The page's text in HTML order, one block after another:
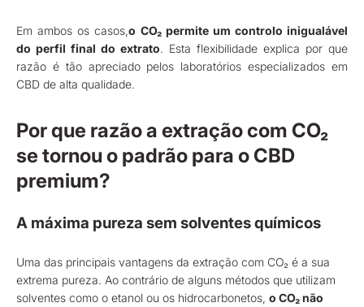
Em ambos os casos,o CO₂ permite um controlo inigualável
do perfil final do extrato. Esta flexibilidade explica por que
razão é tão apreciado pelos laboratórios especializados em
CBD de alta qualidade.
Por que razão a extração com CO₂
se tornou o padrão para o CBD
premium?
A máxima pureza sem solventes químicos
Uma das principais vantagens da extração com CO₂ é a sua
extrema pureza. Ao contrário de alguns métodos que utilizam
solventes como o etanol ou os hidrocarbonetos, o CO₂ não